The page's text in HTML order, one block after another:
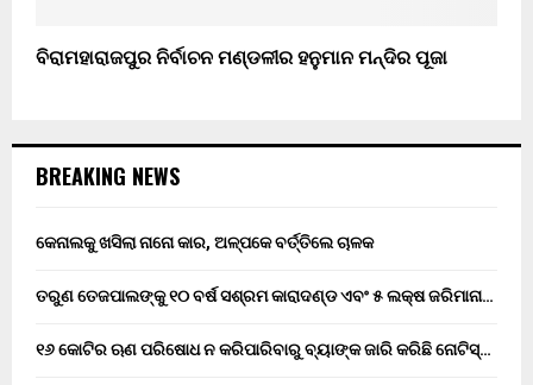
ବିରାମହାରାଜପୁର ନିର୍ବାଚନ ମଣ୍ଡଳୀର ହନୁମାନ ମନ୍ଦିର ପୂଜା
BREAKING NEWS
କେନାଲକୁ ଖସିଲା ନାନୋ କାର, ଅଳ୍ପକେ ବର୍ତ୍ତିଲେ ଚାଳକ
ତରୁଣ ତେଜପାଲଙ୍କୁ ୧୦ ବର୍ଷ ସଶ୍ରମ କାରାଦଣ୍ଡ ଏବଂ ₹୫ ଲକ୍ଷ ଜରିମାନା…
୧୬ କୋଟିର ଋଣ ପରିଷୋଧ ନ କରିପାରିବାରୁ ବ୍ୟାଙ୍କ ଜାରି କରିଛି ନୋଟିସ୍…